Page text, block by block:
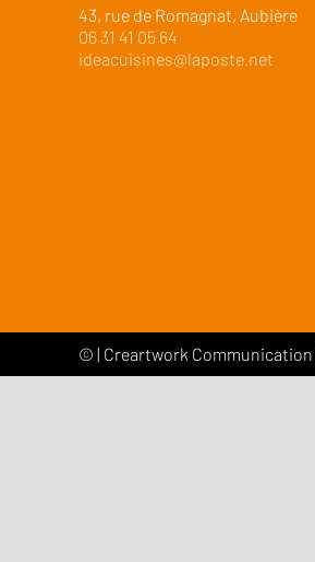
43, rue de Romagnat, Aubière
06 31 41 05 64
ideacuisines@laposte.net
© | Creartwork Communication